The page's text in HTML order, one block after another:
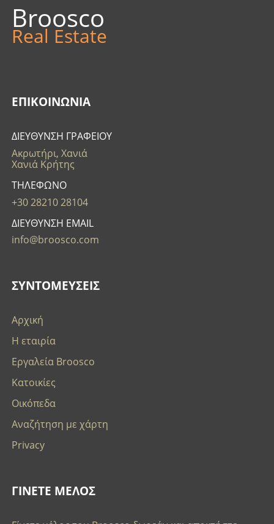
Broosco
Real Estate
ΕΠΙΚΟΙΝΩΝΊΑ
ΔΙΕΥΘΥΝΣΗ ΓΡΑΦΕΙΟΥ
Ακρωτήρι, Χανιά
Χανιά Κρήτης
ΤΗΛΕΦΩΝΟ
+30 28210 28104
ΔΙΕΥΘΥΝΣΗ EMAIL
info@broosco.com
ΣΥΝΤΟΜΕΥΣΕΙΣ
Αρχική
Η εταιρία
Εργαλεία Broosco
Κατοικίες
Οικόπεδα
Αναζήτηση με χάρτη
Privacy
ΓΙΝΕΤΕ ΜΕΛΟΣ